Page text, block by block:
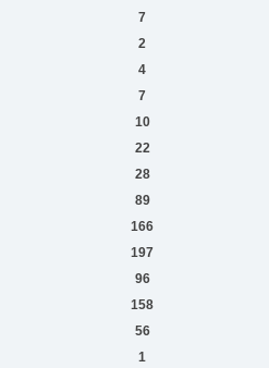
7
2
4
7
10
22
28
89
166
197
96
158
56
1